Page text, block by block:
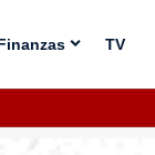
TV